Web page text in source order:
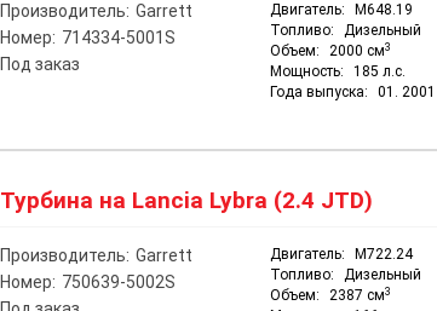
Производитель: Garrett
Номер: 714334-5001S
Под заказ
Двигатель:
M648.19
Топливо:
Дизельный
Объем:
2000 см3
Мощность:
185 л.с.
Года выпуска:
01. 2001
Турбина на Lancia Lybra (2.4 JTD)
Производитель: Garrett
Номер: 750639-5002S
Двигатель:
M722.24
Топливо:
Дизельный
Объем:
2387 см3